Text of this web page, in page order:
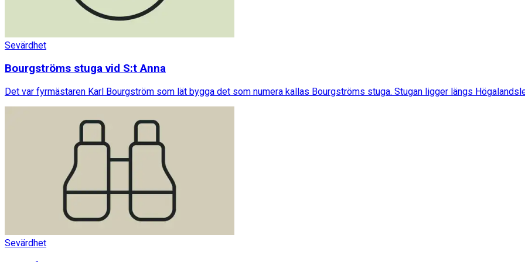
Sevärdhet
Bourgströms stuga vid S:t Anna
Det var fyrmästaren Karl Bourgström som lät bygga det som numera kallas Bourgströms stuga. Stugan ligger längs
Sevärdhet